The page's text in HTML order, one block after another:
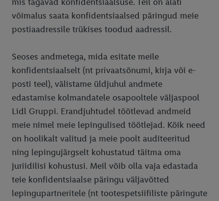
võimalus saata konfidentsiaalsed päringud meie
postiaadressile trükises toodud aadressil.
Seoses andmetega, mida esitate meile
konfidentsiaalselt (nt privaatsõnumi, kirja või e-
posti teel), välistame üldjuhul andmete
edastamise kolmandatele osapooltele väljaspool
Lidl Gruppi. Erandjuhtudel töötlevad andmeid
meie nimel meie lepingulised töötlejad. Kõik need
on hoolikalt valitud ja meie poolt auditeeritud
ning lepingujärgselt kohustatud täitma oma
juriidilisi kohustusi. Meil võib olla vaja edastada
teie konfidentsiaalse päringu väljavõtted
lepingupartneritele (nt tootespetsiifiliste päringute